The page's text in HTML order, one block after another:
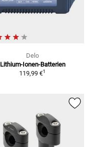
Delo
Lithium-Ionen-Batterien
119,99 €1